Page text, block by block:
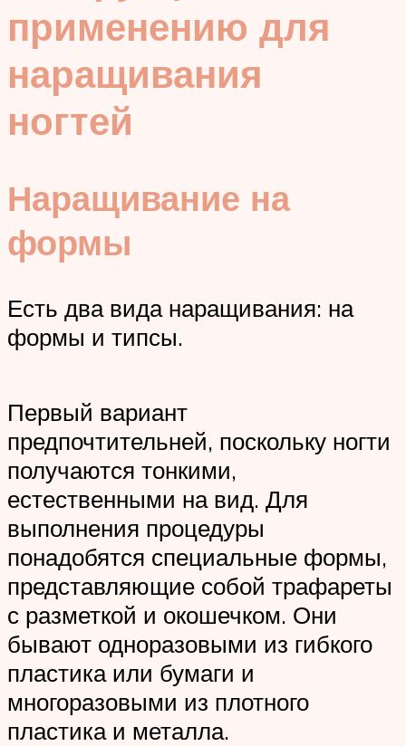
применению для
наращивания
ногтей
Наращивание на
формы
Есть два вида наращивания: на
формы и типсы.
Первый вариант
предпочтительней, поскольку ногти
получаются тонкими,
естественными на вид. Для
выполнения процедуры
понадобятся специальные формы,
представляющие собой трафареты
с разметкой и окошечком. Они
бывают одноразовыми из гибкого
пластика или бумаги и
многоразовыми из плотного
пластика и металла.